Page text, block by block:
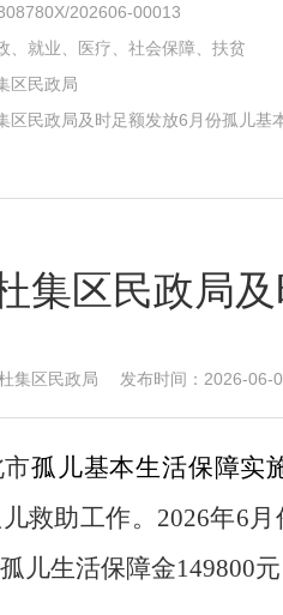
202606-00013
、就业、医疗、社会保障、扶贫
区民政局
区民政局及时足额发放6月份孤儿基
集区民政局
集区民政局 发布时间：2026-
市孤儿基本生活保障实
救助工作。2026年6
儿生活保障金149800